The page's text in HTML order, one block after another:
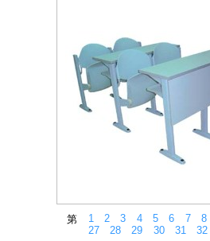
第 1 2 3 4 5 6 7
8
27
28 29 30 31 32